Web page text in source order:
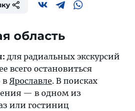
область
для радиальных экскурсий
всего остановиться
в Ярославле. В поисках
— в одном из
или гостиниц